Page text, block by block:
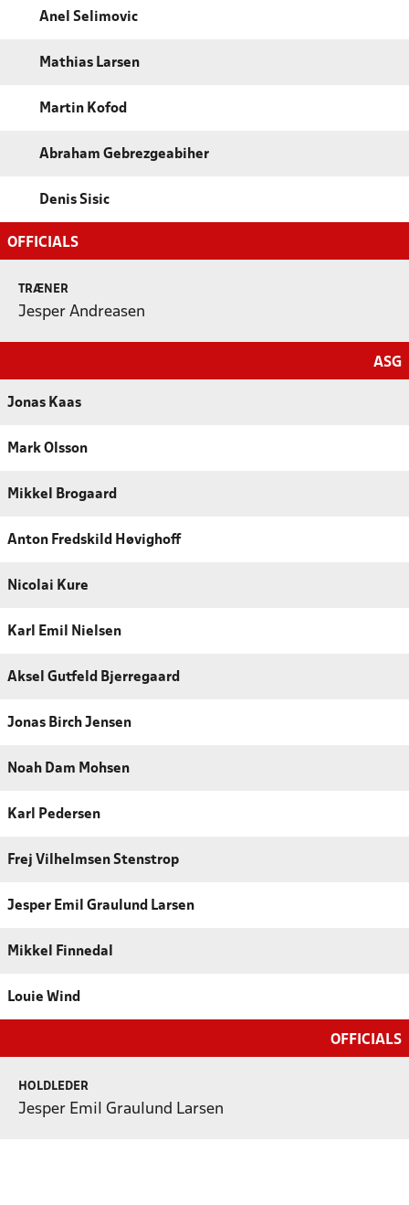
Anel Selimovic
Mathias Larsen
Martin Kofod
Abraham Gebrezgeabiher
Denis Sisic
OFFICIALS
TRÆNER
Jesper Andreasen
ASG
Jonas Kaas
Mark Olsson
Mikkel Brogaard
Anton Fredskild Høvighoff
Nicolai Kure
Karl Emil Nielsen
Aksel Gutfeld Bjerregaard
Jonas Birch Jensen
Noah Dam Mohsen
Karl Pedersen
Frej Vilhelmsen Stenstrop
Jesper Emil Graulund Larsen
Mikkel Finnedal
Louie Wind
OFFICIALS
HOLDLEDER
Jesper Emil Graulund Larsen